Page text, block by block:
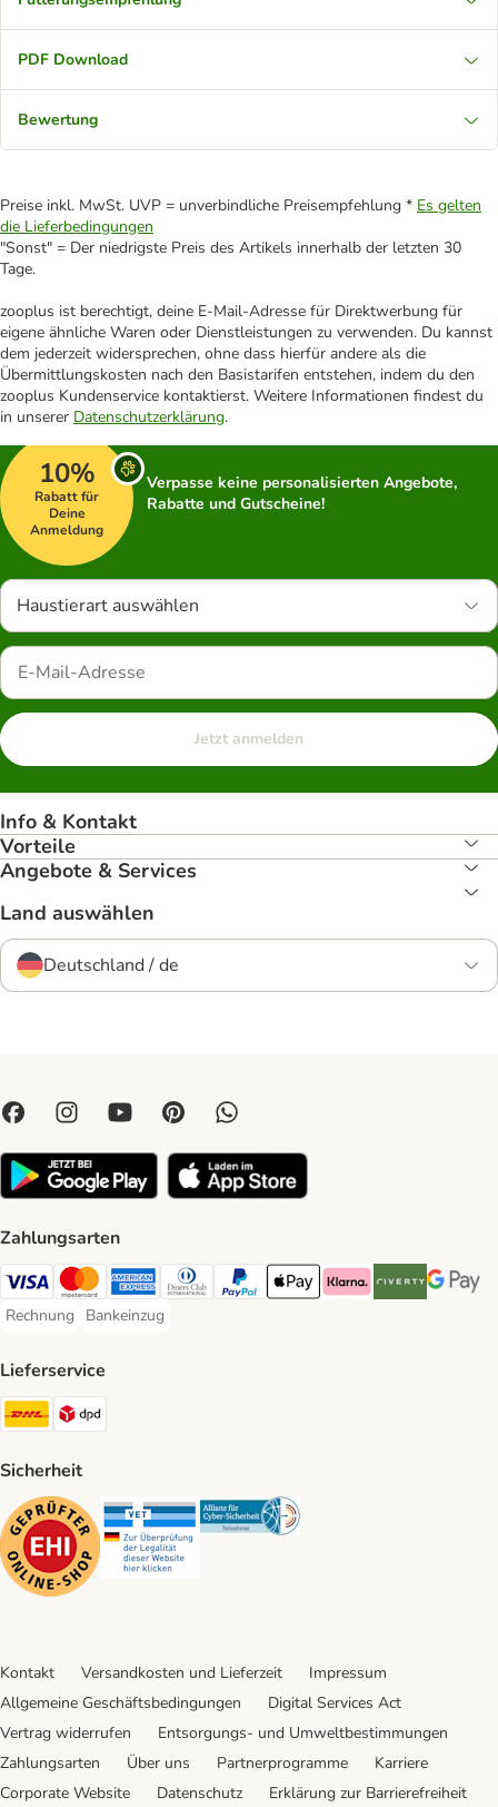
PDF Download
Bewertung
Preise inkl. MwSt. UVP = unverbindliche Preisempfehlung * Es gelten
die Lieferbedingungen
"Sonst" = Der niedrigste Preis des Artikels innerhalb der letzten 30
Tage.
zooplus ist berechtigt, deine E-Mail-Adresse für Direktwerbung für
eigene ähnliche Waren oder Dienstleistungen zu verwenden. Du kannst
dem jederzeit widersprechen, ohne dass hierfür andere als die
Übermittlungskosten nach den Basistarifen entstehen, indem du den
zooplus Kundenservice kontaktierst. Weitere Informationen findest du
in unserer Datenschutzerklärung.
10%
Rabatt für
Deine
Anmeldung
Verpasse keine personalisierten Angebote,
Rabatte und Gutscheine!
Haustierart auswählen
Jetzt anmelden
Info & Kontakt
Vorteile
Angebote & Services
Land auswählen
Deutschland / de
Zahlungsarten
Visa Payment Method
Mastercard Payment Method
American Express Payment Method
Diners Club Payment Method
PayPal Payment Method
Apple Pay Payment Method
Klarna Payment Method
Riverty Payment
Google
Rechnung
Rechnung Payment Method
Bankeinzug
Bankeinzug Payment Method
Lieferservice
DHL Shipping Method
Sicherheit
Security Security Security
Kontakt Versandkosten und Lieferzeit
Impressum
Allgemeine Geschäftsbedingungen
Digital Services Act
Vertrag widerrufen
Entsorgungs- und Umweltbestimmungen
Zahlungsarten
Über uns Partnerprogramme
Karriere
Corporate Website
Datenschutz Erklärung zur Barrierefreiheit